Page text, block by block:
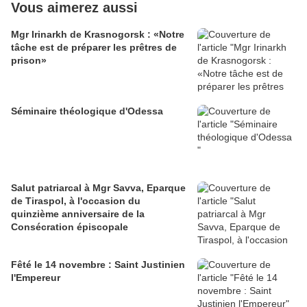
Vous aimerez aussi
Mgr Irinarkh de Krasnogorsk : «Notre
tâche est de préparer les prêtres de
prison»
Séminaire théologique d'Odessa
Salut patriarcal à Mgr Savva, Eparque
de Tiraspol, à l'occasion du
quinzième anniversaire de la
Consécration épiscopale
Fêté le 14 novembre : Saint Justinien
l'Empereur